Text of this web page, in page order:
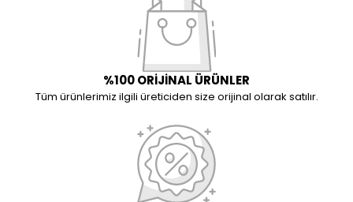
%100 ORİJİNAL ÜRÜNLER
Tüm ürünlerimiz ilgili üreticiden size orijinal olarak satılır.